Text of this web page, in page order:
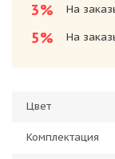
3% На
5%
На
Цвет
Комплектация